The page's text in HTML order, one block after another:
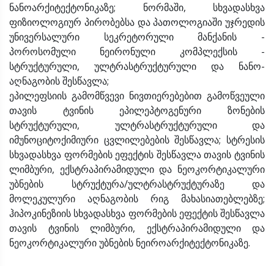
ნანოარქიტექტონიკაზე; ნორმაში, სხვადასხვა
ფიზიოლოგიურ პირობებსა და პათოლოგიაში უჯრედის
უნივერსალური სეკრეტორული მანქანის -
პოროსომული ნეირონული კომპლექსის -
სტრუქტურული, ულტრასტრუქტურული და ნანო-
აღნაგობის შესწავლა;
ეპილეფსიის გამომწვევი ნივთიერებებით გამოწვეული
თავის ტვინის ეპილეპტოგენური ზონების
სტრუქტურული, ულტრასტრუქტურული და
იმუნოციტოქიმიური ცვლილებების შესწავლა; სტრესის
სხვადასხვა ფორმების ეფექტის შესწავლა თავის ტვინის
ლიმბური, ექსტრაპირამიდული და ნეოკორტიკალური
უბნების სტრუქტურა/ულტრასტრუქტურაზე და
მოლეკულური აღნაგობის რიგ მახასიათებლებზე;
ჰიპოკინეზიის სხვადასხვა ფორმების ეფექტის შესწავლა
თავის ტვინის ლიმბური, ექსტრაპირამიდული და
ნეოკორტიკალური უბნების ნეიროარქიტექტონიკაზე.